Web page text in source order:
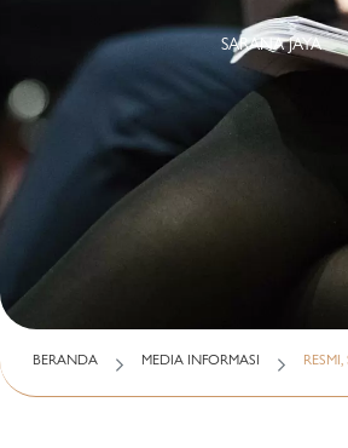
SARANA JAYA
BERANDA MEDIA INFORMASI